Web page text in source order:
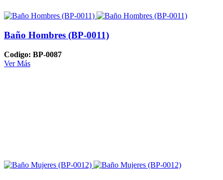
Baño Hombres (BP-0011)
Codigo: BP-0087
Ver Más